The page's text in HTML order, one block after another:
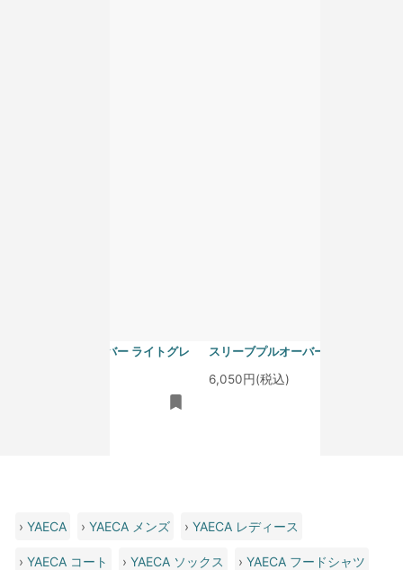
スリーブプルオーバー ライトグレ
スリーブプルオーバー サラシ
6,050円(税込)
›YAECA ›YAECA メンズ ›YAECA レディース
›YAECA コート ›YAECA ソックス ›YAECA フードシャツ